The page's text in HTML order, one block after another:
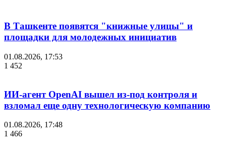
В Ташкенте появятся "книжные улицы" и
площадки для молодежных инициатив
01.08.2026, 17:53
1 452
ИИ-агент OpenAI вышел из-под контроля и
взломал еще одну технологическую компанию
01.08.2026, 17:48
1 466